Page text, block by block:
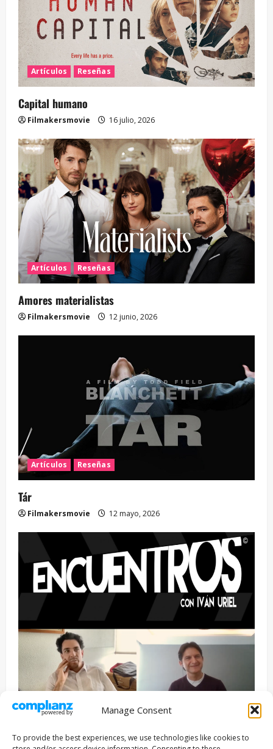
Manage Consent
To provide the best experiences, we use technologies like cookies to
Artículos Reseñas
Capital humano
Filmakersmovie 16 julio, 2026
Artículos Reseñas
Amores materialistas
Filmakersmovie 12 junio, 2026
Artículos Reseñas
Tár
Filmakersmovie 12 mayo, 2026
Entrevista Series
ENCUENTROS CON IVÁN URIEL T3E22: JUAN PATRICIO